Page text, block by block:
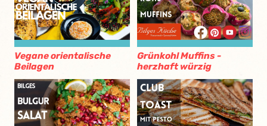
Vegane orientalische
Beilagen
Grünkohl Muffins -
herzhaft würzig